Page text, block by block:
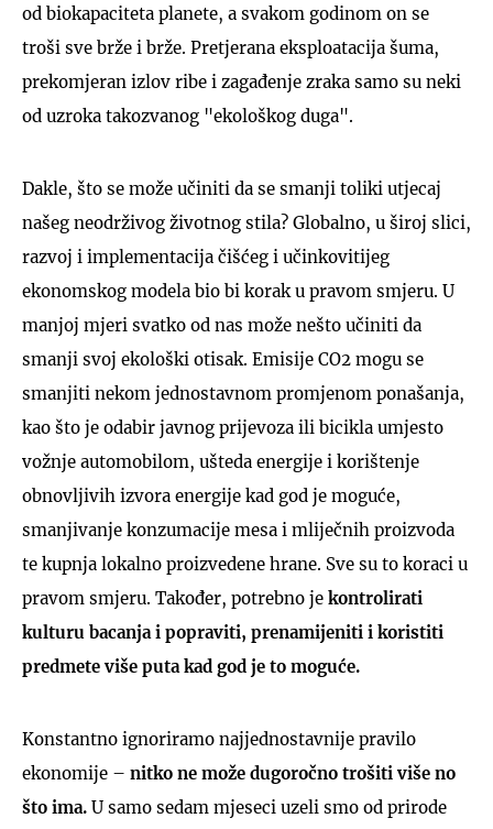
od biokapaciteta planete, a svakom godinom on se
troši sve brže i brže. Pretjerana eksploatacija šuma,
prekomjeran izlov ribe i zagađenje zraka samo su neki
od uzroka takozvanog "ekološkog duga".
Dakle, što se može učiniti da se smanji toliki utjecaj
našeg neodrživog životnog stila? Globalno, u široj slici,
razvoj i implementacija čišćeg i učinkovitijeg
ekonomskog modela bio bi korak u pravom smjeru. U
manjoj mjeri svatko od nas može nešto učiniti da
smanji svoj ekološki otisak. Emisije CO2 mogu se
smanjiti nekom jednostavnom promjenom ponašanja,
kao što je odabir javnog prijevoza ili bicikla umjesto
vožnje automobilom, ušteda energije i korištenje
obnovljivih izvora energije kad god je moguće,
smanjivanje konzumacije mesa i mliječnih proizvoda
te kupnja lokalno proizvedene hrane. Sve su to koraci u
pravom smjeru. Također, potrebno je kontrolirati
kulturu bacanja i popraviti, prenamijeniti i koristiti
predmete više puta kad god je to moguće.
Konstantno ignoriramo najjednostavnije pravilo
ekonomije – nitko ne može dugoročno trošiti više no
što ima. U samo sedam mjeseci uzeli smo od prirode